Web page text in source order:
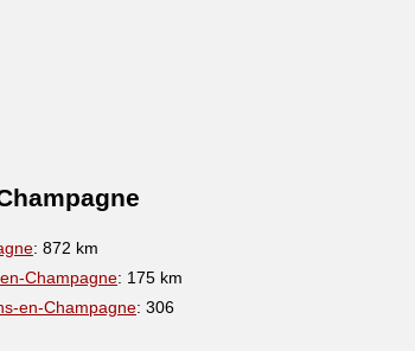
: 872 km
Champagne: 175 km
en-Champagne: 306